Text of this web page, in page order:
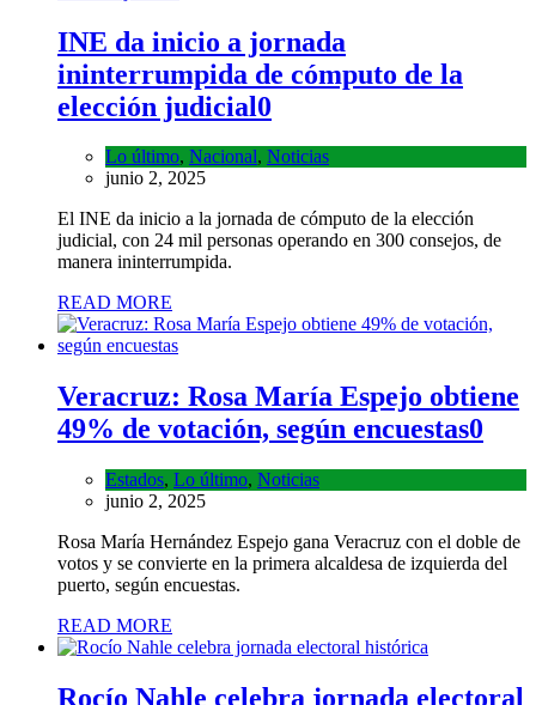
INE da inicio a jornada
ininterrumpida de cómputo de la
elección judicial0
Lo último, Nacional, Noticias
junio 2, 2025
El INE da inicio a la jornada de cómputo de la elección
judicial, con 24 mil personas operando en 300 consejos, de
manera ininterrumpida.
READ MORE
Veracruz: Rosa María Espejo obtiene
49% de votación, según encuestas0
Estados, Lo último, Noticias
junio 2, 2025
Rosa María Hernández Espejo gana Veracruz con el doble de
votos y se convierte en la primera alcaldesa de izquierda del
puerto, según encuestas.
READ MORE
Rocío Nahle celebra jornada electoral